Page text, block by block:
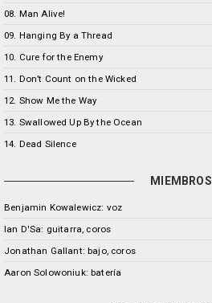
08. Man Alive!
09. Hanging By a Thread
10. Cure for the Enemy
11. Don’t Count on the Wicked
12. Show Me the Way
13. Swallowed Up By the Ocean
14. Dead Silence
MIEMBROS
Benjamin Kowalewicz: voz
Ian D'Sa: guitarra, coros
Jonathan Gallant: bajo, coros
Aaron Solowoniuk: batería